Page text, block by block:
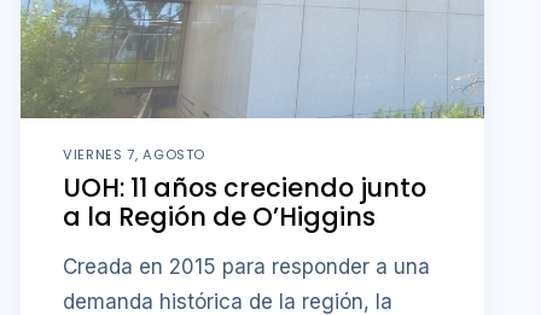
VIERNES 7, AGOSTO
UOH: 11 años creciendo junto
a la Región de O’Higgins
Creada en 2015 para responder a una
demanda histórica de la región, la